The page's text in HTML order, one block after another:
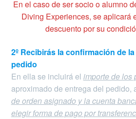
En el caso de ser socio o alumno
Diving Experiences, se aplicará
descuento por su
2º Recibirás la confirmación de
pedido
En ella se incluirá el importe de los
aproximado de entrega del pedido,
de orden asignado y la cuenta
elegir forma de pago por